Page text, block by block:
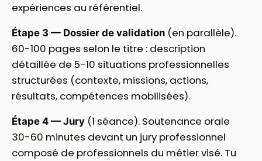
expériences au référentiel.
Étape 3 — Dossier de validation (en parallèle).
60-100 pages selon le titre : description
détaillée de 5-10 situations professionnelles
structurées (contexte, missions, actions,
résultats, compétences mobilisées).
Étape 4 — Jury (1 séance). Soutenance orale
30-60 minutes devant un jury professionnel
composé de professionnels du métier visé. Tu